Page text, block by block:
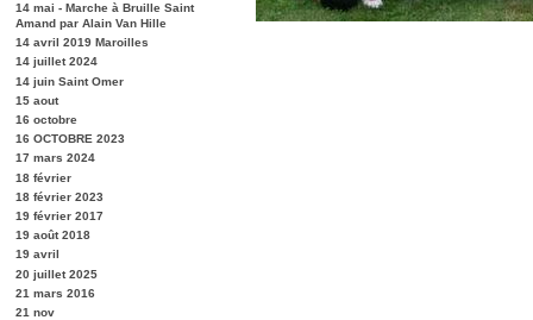
14 mai - Marche à Bruille Saint
Amand par Alain Van Hille
14 avril 2019 Maroilles
14 juillet 2024
14 juin Saint Omer
15 aout
16 octobre
16 OCTOBRE 2023
17 mars 2024
18 février
18 février 2023
19 février 2017
19 août 2018
19 avril
20 juillet 2025
21 mars 2016
21 nov